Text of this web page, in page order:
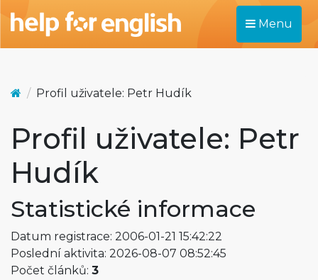
Menu
Profil uživatele: Petr Hudík
Profil uživatele: Petr
Hudík
Statistické informace
Datum registrace: 2006-01-21 15:42:22
Poslední aktivita: 2026-08-07 08:52:45
Počet článků: 3